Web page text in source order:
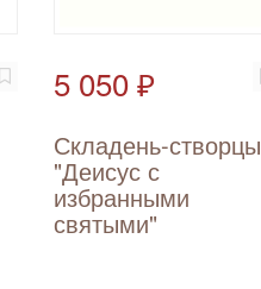
5 050 ₽
Складень-створцы
"Деисус с
избранными
святыми"